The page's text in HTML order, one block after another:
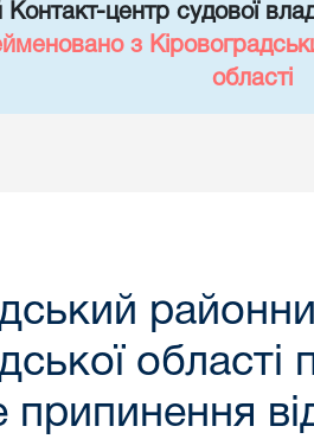
центр судової
з
області
припинення